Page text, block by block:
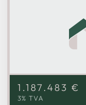
1.187.483 €
3% TVA